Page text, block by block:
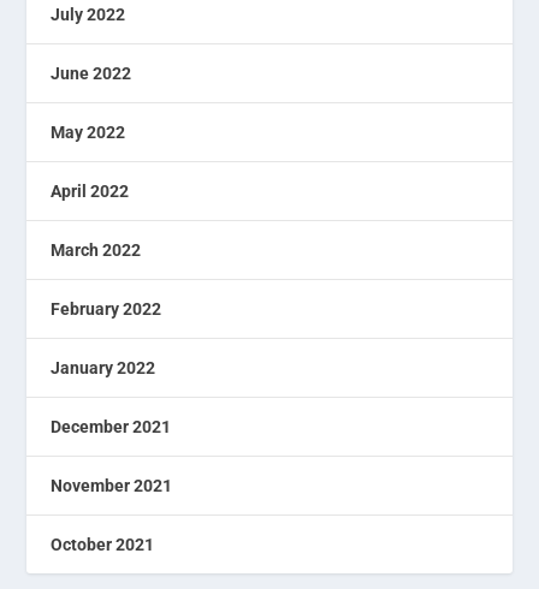
July 2022
June 2022
May 2022
April 2022
March 2022
February 2022
January 2022
December 2021
November 2021
October 2021